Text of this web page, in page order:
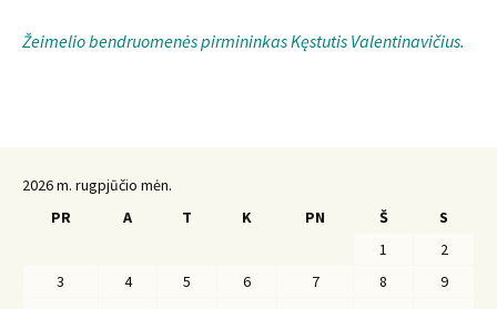
Žeimelio bendruomenės pirmininkas Kęstutis Valentinavičius.
2026 m. rugpjūčio mėn.
PR
A T K PN Š
S
1
2
3
4 5 6 7 8
9